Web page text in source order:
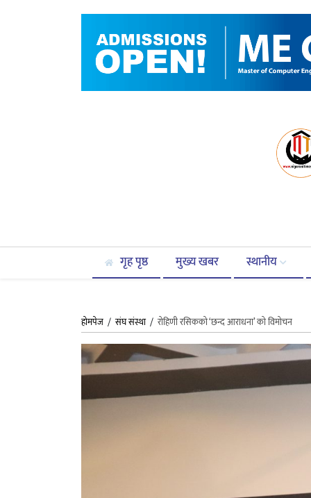
गृह पृष्ठ मुख्य खबर स्थानीय
होमपेज /संघ संस्था/ रोहिणी रसिकको ‘छन्द आराधना’ को विमोचन